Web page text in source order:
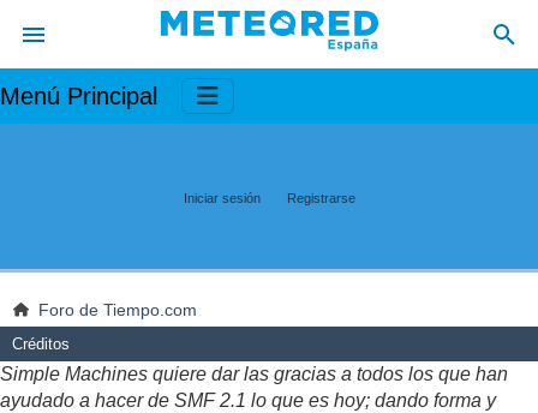
Menú Principal
Iniciar sesión Registrarse
Foro de Tiempo.com
Créditos
Simple Machines quiere dar las gracias a todos los que han
ayudado a hacer de SMF 2.1 lo que es hoy; dando forma y